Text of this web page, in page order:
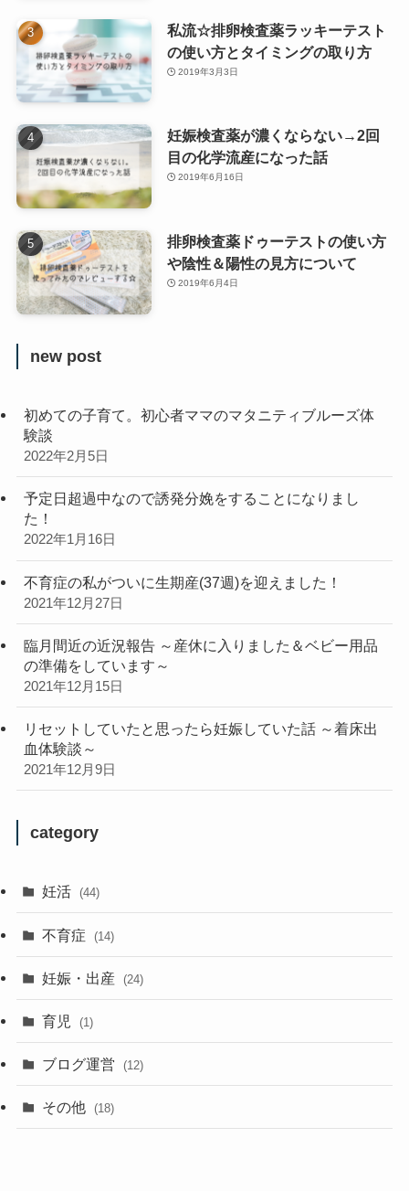
私流☆排卵検査薬ラッキーテスト
の使い方とタイミングの取り方
2019年3月3日
妊娠検査薬が濃くならない→2回
目の化学流産になった話
2019年6月16日
排卵検査薬ドゥーテストの使い方
や陰性＆陽性の見方について
2019年6月4日
new post
初めての子育て。初心者ママのマタニティブルーズ体
験談
2022年2月5日
予定日超過中なので誘発分娩をすることになりまし
た！
2022年1月16日
不育症の私がついに生期産(37週)を迎えました！
2021年12月27日
臨月間近の近況報告 ～産休に入りました＆ベビー用品
の準備をしています～
2021年12月15日
リセットしていたと思ったら妊娠していた話 ～着床出
血体験談～
2021年12月9日
category
妊活 (44)
不育症 (14)
妊娠・出産 (24)
育児 (1)
ブログ運営 (12)
その他 (18)